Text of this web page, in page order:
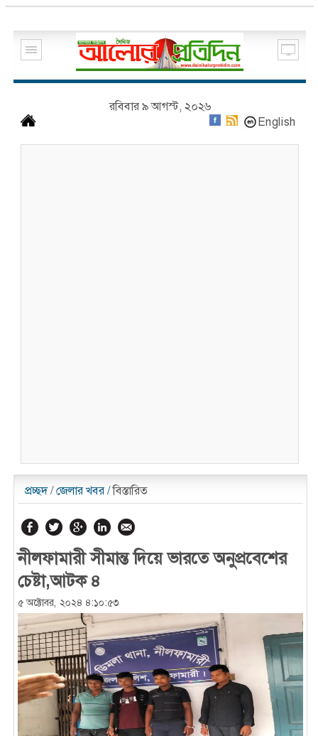
রবিবার ৯ আগস্ট, ২০২৬
English
প্রচ্ছদ/জেলার খবর/বিস্তারিত
নীলফামারী সীমান্ত দিয়ে ভারতে অনুপ্রবেশের
চেষ্টা,আটক ৪
৫ অক্টোবর, ২০২৪ ৪:১০:৫৩